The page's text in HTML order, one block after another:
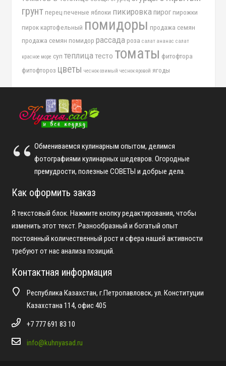
грунт перец печеные яблоки пикировка пирог пирожки
пирок картофельный помидоры продажа семян
продажа семян помидор рассада роза салат ананас салат
красное море суп теплица тесто томаты фитофтора
фитофтороз цветы чеснок озимый чеснок яровой ягоды
Обмениваемся кулинарным опытом, делимся
фотографиями кулинарных шедевров. Огородные
премудрости, полезные СОВЕТЫ и добрые дела.
Как оформить заказ
Я текстовый блок. Нажмите кнопку редактирования, чтобы
изменить этот текст. Разнообразный и богатый опыт
постоянный количественный рост и сфера нашей активности
требуют от нас анализа позиций.
Контактная информация
Республика Казахстан, г.Петропавловск, ул. Конституции
Казахстана 114, офис 405
+7 777 691 83 10
info@kuhnyasad.ru